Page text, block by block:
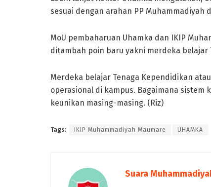
sesuai dengan arahan PP Muhammadiyah
MoU pembaharuan Uhamka dan IKIP
ditambah poin baru yakni merdeka belajar
Merdeka belajar Tenaga Kependidikan
operasional di kampus. Bagaimana sistem
keunikan masing-masing. (Riz)
Tags: IKIP Muhammadiyah Maumare UHAMKA
Suara